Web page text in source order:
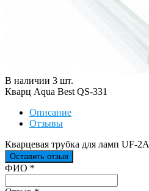
В наличии 3 шт.
Кварц Aqua Best QS-331
Описание
Отзывы
Кварцевая трубка для ламп UF-2A
Оставить отзыв
Ваш отзыв был отправлен!
ФИО *